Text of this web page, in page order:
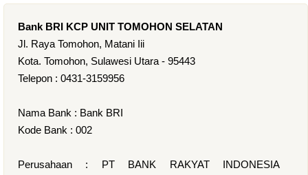
Bank BRI KCP UNIT TOMOHON SELATAN
Jl. Raya Tomohon, Matani Iii
Kota. Tomohon, Sulawesi Utara - 95443
Telepon : 0431-3159956
Nama Bank : Bank BRI
Kode Bank : 002
Perusahaan : PT BANK RAKYAT INDONESIA